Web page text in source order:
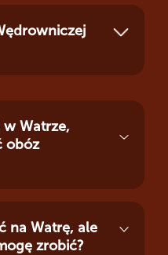
w Watrze,
obóz
na Watrę, ale
zrobić?